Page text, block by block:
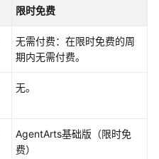
限时免费
无需付费：在限时免费的周
期内无需付费。
无。
AgentArts基础版（限时免
费）